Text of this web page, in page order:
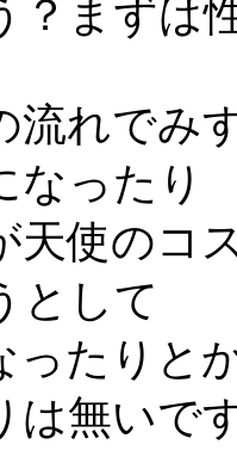
？まずは
流れでみ
なったり
天使のコ
として
ったりと
は無いで